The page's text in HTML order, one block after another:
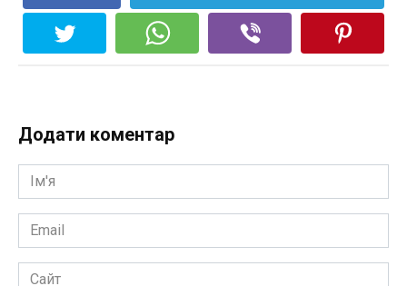
Додати коментар
Ім'я
*
Email
*
Сайт